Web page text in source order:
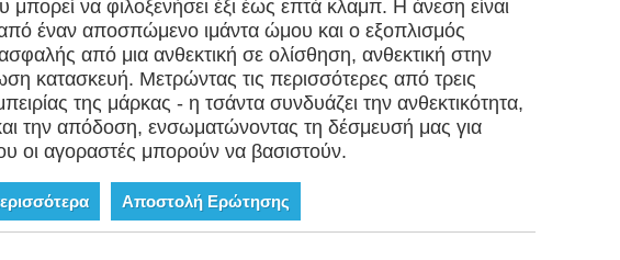
να φιλοξενήσει έξι έως επτά κλαμπ. Η άνεση είναι
έναν αποσπώμενο ιμάντα ώμου και ο εξοπλισμός
ασφαλής από μια ανθεκτική σε ολίσθηση, ανθεκτική στην
κατασκευή. Μετρώντας τις περισσότερες από τρεις
της μάρκας - η τσάντα συνδυάζει την ανθεκτικότητα,
την απόδοση, ενσωματώνοντας τη δέσμευσή μας για
οι αγοραστές μπορούν να βασιστούν.
Αποστολή Ερώτησης